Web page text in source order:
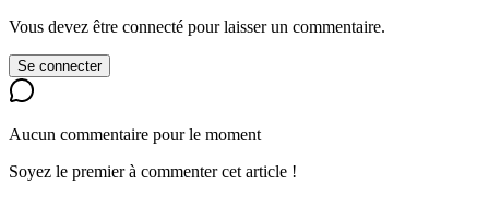
Vous devez être connecté pour laisser un commentaire.
Se connecter
Aucun commentaire pour le moment
Soyez le premier à commenter cet article !